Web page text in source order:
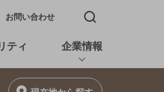
お問い合わせ 検索窓を開く
ティ 企業情報